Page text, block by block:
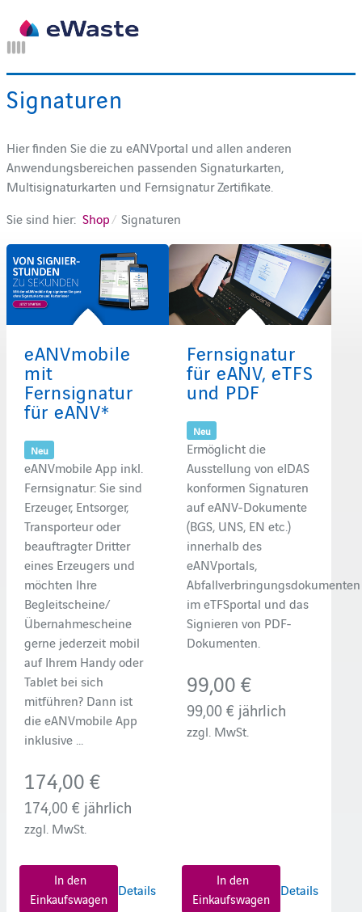
Signaturen
Hier finden Sie die zu eANVportal und allen anderen
Anwendungsbereichen passenden Signaturkarten,
Multisignaturkarten und Fernsignatur Zertifikate.
Sie sind hier: Shop Signaturen
eANVmobile
mit
Fernsignatur
für eANV*
Neu
eANVmobile App inkl.
Fernsignatur: Sie sind
Erzeuger, Entsorger,
Transporteur oder
beauftragter Dritter
eines Erzeugers und
möchten Ihre
Begleitscheine/
Übernahmescheine
gerne jederzeit mobil
auf Ihrem Handy oder
Tablet bei sich
mitführen? Dann ist
die eANVmobile App
inklusive ...
174,00 €
174,00 € jährlich
zzgl. MwSt.
In den
Einkaufswagen
Details
Fernsignatur
für eANV, eTFS
und PDF
Neu
Ermöglicht die
Ausstellung von eIDAS
konformen Signaturen
auf eANV-Dokumente
(BGS, UNS, EN etc.)
innerhalb des
eANVportals,
Abfallverbringungsdokumenten
im eTFSportal und das
Signieren von PDF-
Dokumenten.
99,00 €
99,00 € jährlich
zzgl. MwSt.
In den
Einkaufswagen
Details